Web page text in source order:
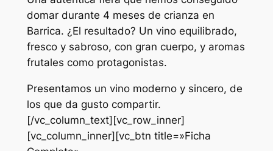
domar durante 4 meses de crianza en
Barrica. ¿El resultado? Un vino equilibrado,
fresco y sabroso, con gran cuerpo, y aromas
frutales como protagonistas.
Presentamos un vino moderno y sincero, de
los que da gusto compartir.
[/vc_column_text][vc_row_inner]
[vc_column_inner][vc_btn title=»Ficha